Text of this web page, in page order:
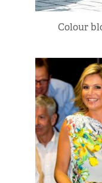
Colour